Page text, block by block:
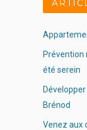
Prévention
été serein
Brénod
Venez aux